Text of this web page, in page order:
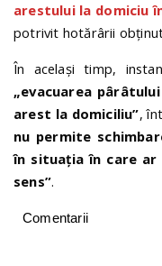
arestului la domiciu
potrivit hotărârii
În același timp,
„evacuarea
arest la domiciliu”,
nu permite
în situaţia în care
sens”.
Comentarii